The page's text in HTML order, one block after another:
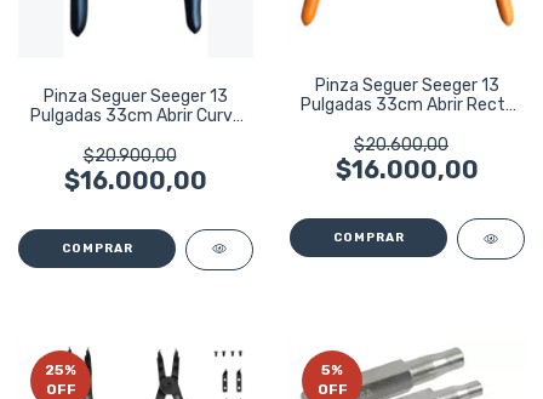
Pinza Seguer Seeger 13
Pulgadas 33cm Abrir Curva
$20.900,00
$16.000,00
Pinza Seguer Seeger 13
Pulgadas 33cm Abrir Recta
$20.600,00
$16.000,00
25%
OFF
5%
OFF